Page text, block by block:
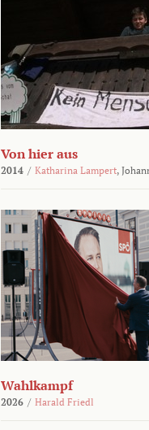
Von hier aus
2014 / Katharina Lampert,
Wahlkampf
2026 / Harald Friedl